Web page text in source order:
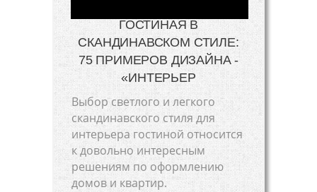
ГОСТИНАЯ В
СКАНДИНАВСКОМ СТИЛЕ:
75 ПРИМЕРОВ ДИЗАЙНА -
«ИНТЕРЬЕР
Выбор светлого и легкого
скандинавского стиля для
интерьера гостиной относится
к довольно интересным
решениям по оформлению
домов и квартир.